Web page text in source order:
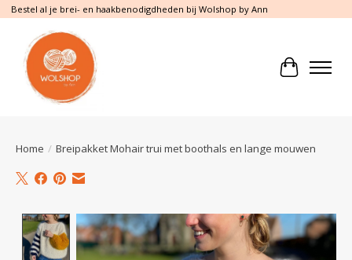
Bestel al je brei- en haakbenodigdheden bij Wolshop by Ann
Home / Breipakket Mohair trui met boothals en lange mouwen
Product image slideshow Items